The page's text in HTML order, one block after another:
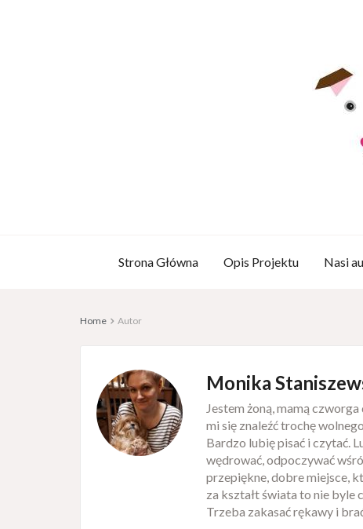
Strona Główna Opis Projektu Nasi
Home Autor
Monika
Jestem żoną, mamą
mi się znaleźć trochę
Bardzo lubię pisać i czytać.
wędrować, odpoczywać
przepiękne, dobre miejsce,
za kształt świata to nie byle
Trzeba zakasać rękawy i